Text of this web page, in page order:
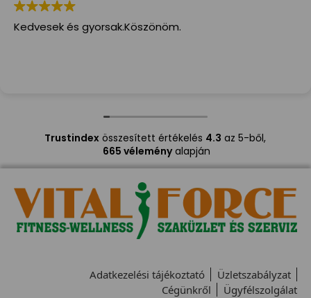
Kedvesek és gyorsak.Köszönöm.
Trustindexösszesített értékelés 4.3 az 5-ből,
665 véleményalapján
Adatkezelési tájékoztató
Üzletszabályzat
Cégünkről
Ügyfélszolgálat